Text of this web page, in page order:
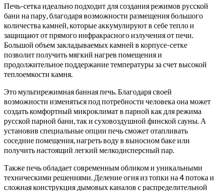
Печь-сетка идеально подходит для создания режимов русской
бани на пару, благодаря возможности размещения большого
количества камней, которые аккумулируют в себе тепло и
защищают от прямого инфракрасного излучения от печи.
Большой объем закладываемых камней в корпусе-сетке
позволит получить мягкий нагрев помещения и
продолжительное поддержание температуры за счет высокой
теплоемкости камня.
Это мультирежимная банная печь. Благодаря своей
возможности изменяться под потребности человека она может
создать комфортный микроклимат в парной как для режима
русской парной бани, так и суховоздушной финской сауны. А
установив специальные опции печь сможет отапливать
соседние помещения, нагреть воду в выносном баке или
получить настоящий легкий мелкодисперсный пар.
Также печь обладает современным обликом и уникальными
техническими решениями. Деление огня из топки на 4 потока и
сложная конструкция дымовых каналов с распределительной